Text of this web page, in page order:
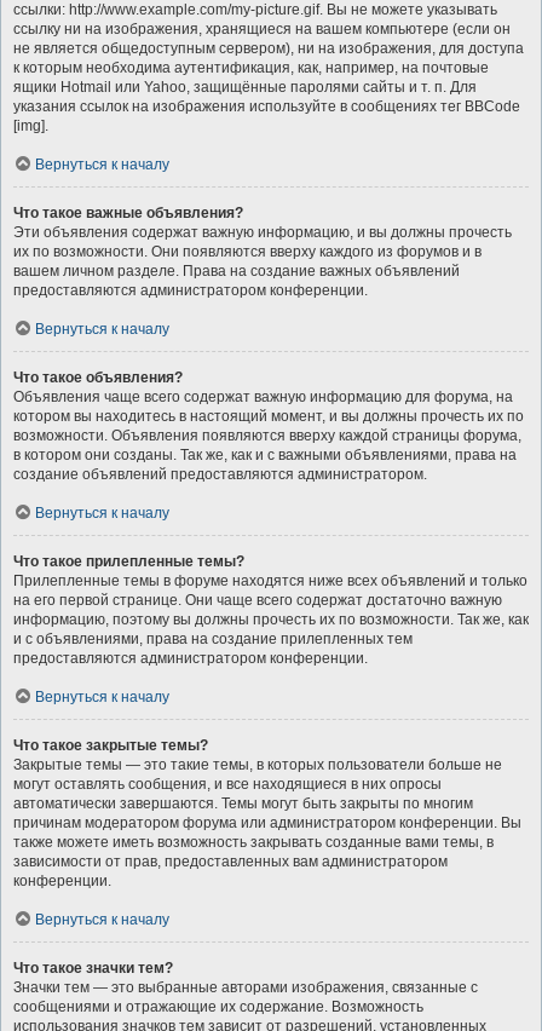
ссылки: http://www.example.com/my-picture.gif. Вы не можете указывать
ссылку ни на изображения, хранящиеся на вашем компьютере (если он
не является общедоступным сервером), ни на изображения, для доступа
к которым необходима аутентификация, как, например, на почтовые
ящики Hotmail или Yahoo, защищённые паролями сайты и т. п. Для
указания ссылок на изображения используйте в сообщениях тег BBCode
[img].
Вернуться к началу
Что такое важные объявления?
Эти объявления содержат важную информацию, и вы должны прочесть
их по возможности. Они появляются вверху каждого из форумов и в
вашем личном разделе. Права на создание важных объявлений
предоставляются администратором конференции.
Вернуться к началу
Что такое объявления?
Объявления чаще всего содержат важную информацию для форума, на
котором вы находитесь в настоящий момент, и вы должны прочесть их по
возможности. Объявления появляются вверху каждой страницы форума,
в котором они созданы. Так же, как и с важными объявлениями, права на
создание объявлений предоставляются администратором.
Вернуться к началу
Что такое прилепленные темы?
Прилепленные темы в форуме находятся ниже всех объявлений и только
на его первой странице. Они чаще всего содержат достаточно важную
информацию, поэтому вы должны прочесть их по возможности. Так же, как
и с объявлениями, права на создание прилепленных тем
предоставляются администратором конференции.
Вернуться к началу
Что такое закрытые темы?
Закрытые темы — это такие темы, в которых пользователи больше не
могут оставлять сообщения, и все находящиеся в них опросы
автоматически завершаются. Темы могут быть закрыты по многим
причинам модератором форума или администратором конференции. Вы
также можете иметь возможность закрывать созданные вами темы, в
зависимости от прав, предоставленных вам администратором
конференции.
Вернуться к началу
Что такое значки тем?
Значки тем — это выбранные авторами изображения, связанные с
сообщениями и отражающие их содержание. Возможность
использования значков тем зависит от разрешений, установленных